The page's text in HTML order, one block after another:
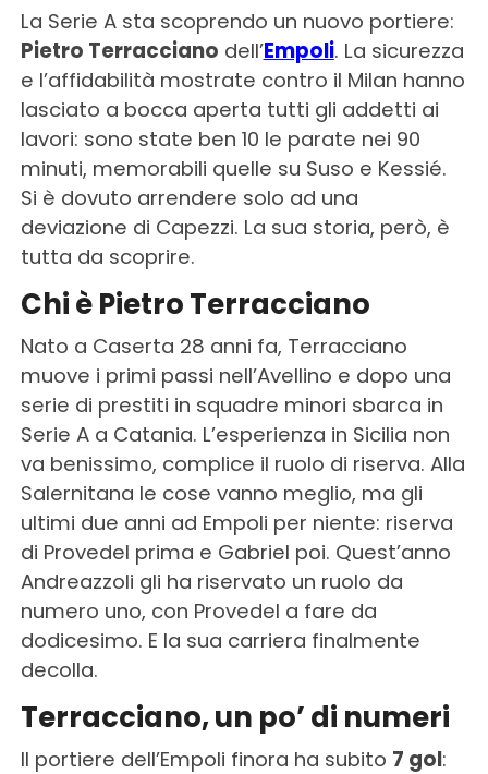
La Serie A sta scoprendo un nuovo portiere:
Pietro Terracciano dell’Empoli. La sicurezza
e l’affidabilità mostrate contro il Milan hanno
lasciato a bocca aperta tutti gli addetti ai
lavori: sono state ben 10 le parate nei 90
minuti, memorabili quelle su Suso e Kessié.
Si è dovuto arrendere solo ad una
deviazione di Capezzi. La sua storia, però, è
tutta da scoprire.
Chi è Pietro Terracciano
Nato a Caserta 28 anni fa, Terracciano
muove i primi passi nell’Avellino e dopo una
serie di prestiti in squadre minori sbarca in
Serie A a Catania. L’esperienza in Sicilia non
va benissimo, complice il ruolo di riserva. Alla
Salernitana le cose vanno meglio, ma gli
ultimi due anni ad Empoli per niente: riserva
di Provedel prima e Gabriel poi. Quest’anno
Andreazzoli gli ha riservato un ruolo da
numero uno, con Provedel a fare da
dodicesimo. E la sua carriera finalmente
decolla.
Terracciano, un po’ di numeri
Il portiere dell’Empoli finora ha subito 7 gol: